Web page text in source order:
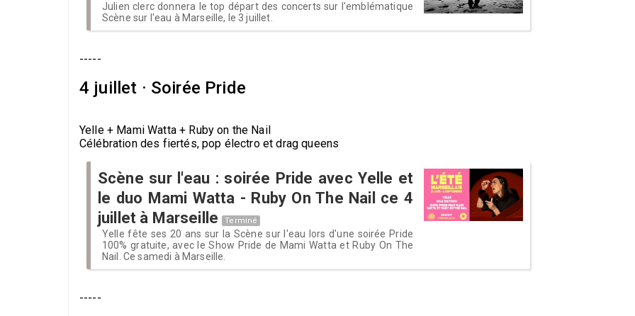
Julien clerc donnera le top départ des concerts sur l'emblématique
Scène sur l'eau à Marseille, le 3 juillet.
-----
4 juillet · Soirée Pride
Yelle + Mami Watta + Ruby on the Nail
Célébration des fiertés, pop électro et drag queens
Scène sur l'eau : soirée Pride avec Yelle et
le duo Mami Watta - Ruby On The Nail ce 4
juillet à Marseille
Terminé
Yelle fête ses 20 ans sur la Scène sur l'eau lors d'une soirée Pride
100% gratuite, avec le Show Pride de Mami Watta et Ruby On The
Nail. Ce samedi à Marseille.
-----